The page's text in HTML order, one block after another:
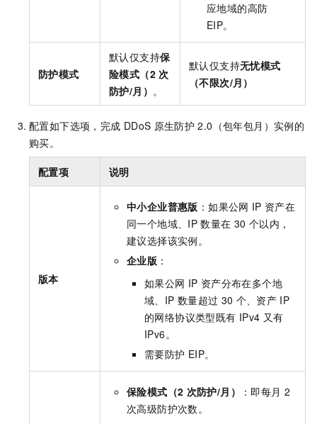
应地域的高防
EIP。
防护模式
默认仅支持保
险模式（2 次
防护/月） 。
默认仅支持无忧模式
（不限次/月）
配置如下选项，完成 DDoS 原生防护 2.0（包年包月）实例的
购买。
配置项 说明
版本
中小企业普惠版 ：如果公网 IP 资产在
同一个地域、IP 数量在 30 个以内，
建议选择该实例。
企业版 ：
如果公网 IP 资产分布在多个地
域、IP 数量超过 30 个、资产 IP
的网络协议类型既有 IPv4 又有
IPv6。
需要防护 EIP。
保险模式（2 次防护/月） ：即每月 2
次高级防护次数。